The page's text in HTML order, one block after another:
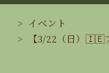
イベント
【3/22（日）🇮🇪